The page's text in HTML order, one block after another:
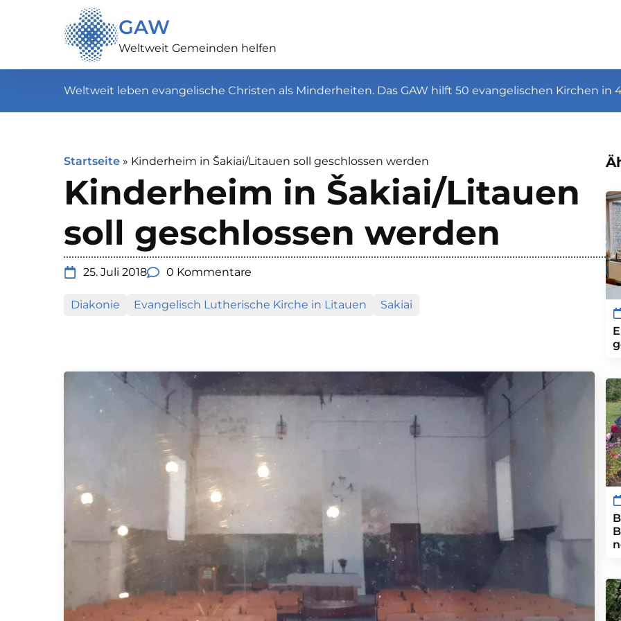
GAW
Weltweit Gemeinden helfen
Weltweit leben evangelische Christen als Minderheiten. Das GAW hilft 50 evangelischen Kirchen in
Startseite » Kinderheim in Šakiai/Litauen soll geschlossen werden
Kinderheim in Šakiai/Litauen
soll geschlossen werden
25. Juli 2018 0 Kommentare
Diakonie Evangelisch Lutherische Kirche in Litauen Sakiai